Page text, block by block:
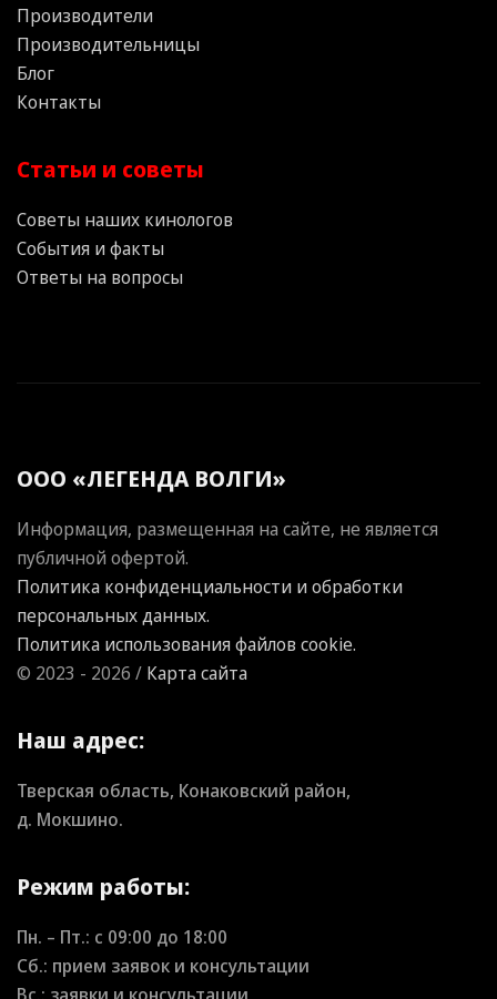
Производители
Производительницы
Блог
Контакты
Статьи и советы
Советы наших кинологов
События и факты
Ответы на вопросы
ООО «ЛЕГЕНДА ВОЛГИ»
Информация, размещенная на сайте, не является
публичной офертой.
Политика конфиденциальности и обработки
персональных данных.
Политика использования файлов cookie.
© 2023 - 2026 / Карта сайта
Наш адрес:
Тверская область, Конаковский район,
д. Мокшино.
Режим работы:
Пн. – Пт.: с 09:00 до 18:00
Сб.: прием заявок и консультации